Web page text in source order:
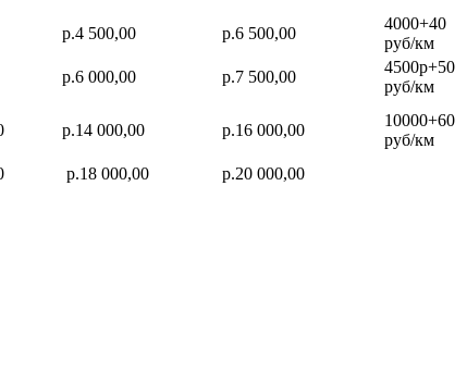
р.4 500,00 р.6 500,00
4000+40
руб/км
р.6 000,00 р.7 500,00
4500р+50
руб/км
р.14 000,00 р.16 000,00
10000+60
руб/км
р.18 000,00
р.20 000,00